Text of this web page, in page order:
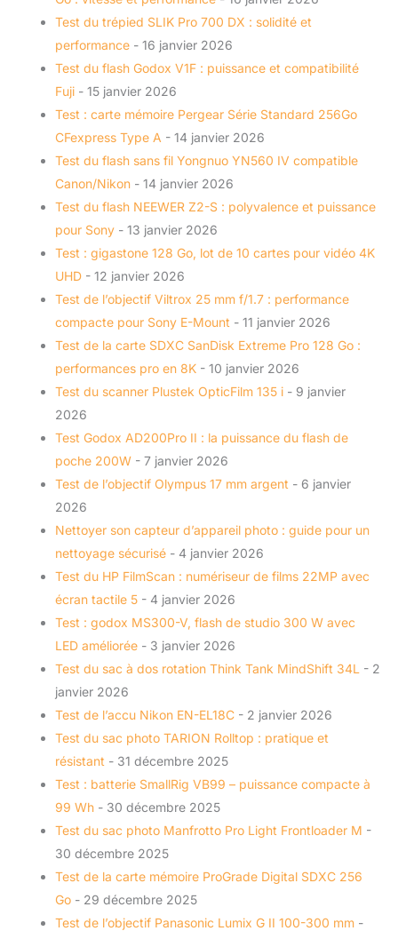
Test du trépied SLIK Pro 700 DX : solidité et
performance - 16 janvier 2026
Test du flash Godox V1F : puissance et compatibilité
Fuji - 15 janvier 2026
Test : carte mémoire Pergear Série Standard 256Go
CFexpress Type A - 14 janvier 2026
Test du flash sans fil Yongnuo YN560 IV compatible
Canon/Nikon - 14 janvier 2026
Test du flash NEEWER Z2-S : polyvalence et puissance
pour Sony - 13 janvier 2026
Test : gigastone 128 Go, lot de 10 cartes pour vidéo 4K
UHD - 12 janvier 2026
Test de l’objectif Viltrox 25 mm f/1.7 : performance
compacte pour Sony E-Mount - 11 janvier 2026
Test de la carte SDXC SanDisk Extreme Pro 128 Go :
performances pro en 8K - 10 janvier 2026
Test du scanner Plustek OpticFilm 135 i - 9 janvier
2026
Test Godox AD200Pro II : la puissance du flash de
poche 200W - 7 janvier 2026
Test de l’objectif Olympus 17 mm argent - 6 janvier
2026
Nettoyer son capteur d’appareil photo : guide pour un
nettoyage sécurisé - 4 janvier 2026
Test du HP FilmScan : numériseur de films 22MP avec
écran tactile 5 - 4 janvier 2026
Test : godox MS300-V, flash de studio 300 W avec
LED améliorée - 3 janvier 2026
Test du sac à dos rotation Think Tank MindShift 34L - 2
janvier 2026
Test de l’accu Nikon EN-EL18C - 2 janvier 2026
Test du sac photo TARION Rolltop : pratique et
résistant - 31 décembre 2025
Test : batterie SmallRig VB99 – puissance compacte à
99 Wh - 30 décembre 2025
Test du sac photo Manfrotto Pro Light Frontloader M -
30 décembre 2025
Test de la carte mémoire ProGrade Digital SDXC 256
Go - 29 décembre 2025
Test de l’objectif Panasonic Lumix G II 100-300 mm -